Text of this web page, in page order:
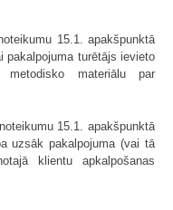
15.1. apakšpunktā
pakalpojuma turētājs ievieto
metodisko materiālu par
15.1. apakšpunktā
uzsāk pakalpojuma (vai tā
klientu apkalpošanas